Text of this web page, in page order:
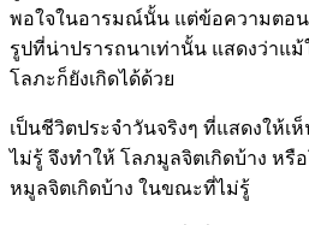
พอใจในอารมณ์นั้น แต่ข้อความตอ
รูปที่น่าปรารถนาเท่านั้น แสดงว่าแ
โลภะก็ยังเกิดได้ด้วย
เป็นชีวิตประจำวันจริงๆ ที่แสดงให้เ
ไม่รู้ จึงทำให้ โลภมูลจิตเกิดบ้าง หรื
หมูลจิตเกิดบ้าง ในขณะที่ไม่รู้